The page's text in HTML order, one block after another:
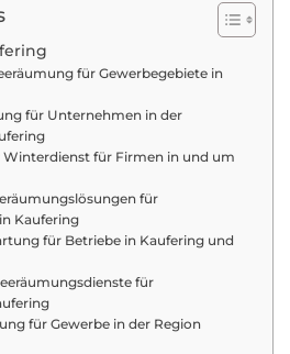
für Gewerbegebiete in
für Unternehmen in der
Winterdienst für Firmen in und um
für
Kaufering
für Betriebe in Kaufering und
für
für Gewerbe in der Region